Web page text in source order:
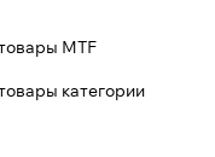
MTF
категории